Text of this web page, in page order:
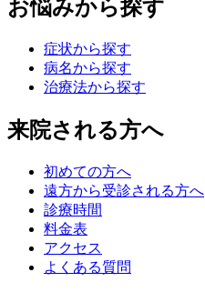
お悩みから探す
症状から探す
病名から探す
治療法から探す
来院される方へ
初めての方へ
遠方から受診される方へ
診療時間
料金表
アクセス
よくある質問